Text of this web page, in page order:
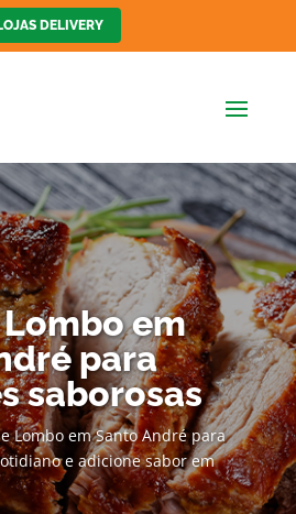
DELIVERY
em
para
saborosas
Lombo em Santo André para
e adicione sabor em